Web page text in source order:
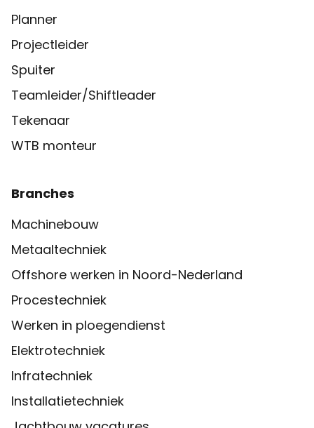
Planner
Projectleider
Spuiter
Teamleider/Shiftleader
Tekenaar
WTB monteur
Branches
Machinebouw
Metaaltechniek
Offshore werken in Noord-Nederland
Procestechniek
Werken in ploegendienst
Elektrotechniek
Infratechniek
Installatietechniek